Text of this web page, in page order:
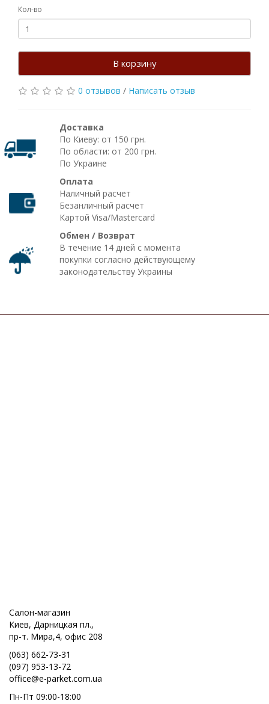
Кол-во
В корзину
0 отзывов / Написать отзыв
Доставка
По Киеву: от 150 грн.
По области: от 200 грн.
По Украине
Оплата
Наличный расчет
Безанличный расчет
Картой Visa/Mastercard
Обмен / Возврат
В течение 14 дней с момента
покупки согласно действующему
законодательству Украины
Салон-магазин
Киев, Дарницкая пл.,
пр-т. Мира,4, офис 208
(063) 662-73-31
(097) 953-13-72
office@e-parket.com.ua
Пн-Пт 09:00-18:00